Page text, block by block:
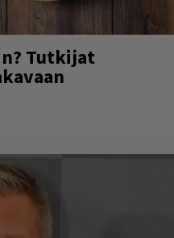
Tutkijat